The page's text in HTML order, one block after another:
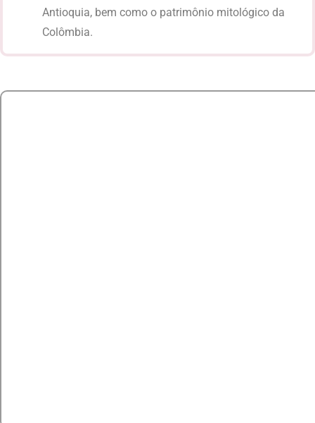
Antioquia, bem como o patrimônio mitológico da
Colômbia.